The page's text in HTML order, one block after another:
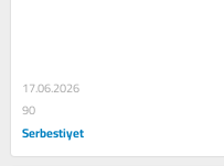
17.06.2026
90
Serbestiyet